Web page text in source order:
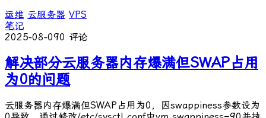
运维 云服务器 VPS
笔记
2025-08-090 评论
解决部分云服务器内存爆满但SWAP占用
为0的问题
云服务器内存爆满但SWAP占用为0，因swappiness参数设为